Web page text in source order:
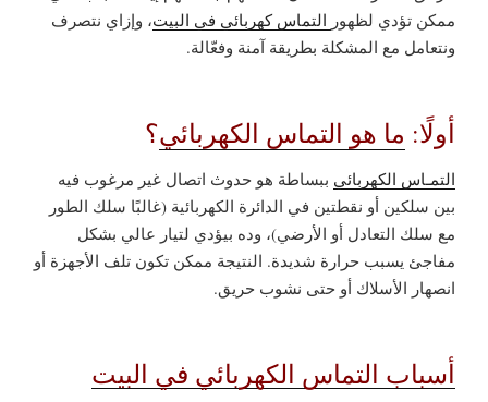
ممكن تؤدي لظهور التماس كهربائي في البيت، وإزاي نتصرف
ونتعامل مع المشكلة بطريقة آمنة وفعّالة.
أولًا: ما هو التماس الكهربائي؟
التمـاس الكهربائي ببساطة هو حدوث اتصال غير مرغوب فيه
بين سلكين أو نقطتين في الدائرة الكهربائية (غالبًا سلك الطور
مع سلك التعادل أو الأرضي)، وده بيؤدي لتيار عالي بشكل
مفاجئ يسبب حرارة شديدة. النتيجة ممكن تكون تلف الأجهزة أو
انصهار الأسلاك أو حتى نشوب حريق.
أسباب التماس الكهربائي في البيت